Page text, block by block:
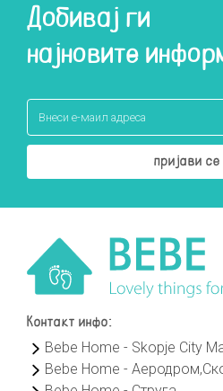
Добивај ги
најновите
Контакт инфо:
Bebe Home - Skopje City
Bebe Home -